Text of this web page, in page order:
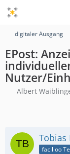
digitaler Ausgang
EPost:
Nutzer/
Albert
Tobias
facilioo